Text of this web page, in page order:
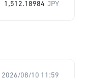
1,512.18984 JPY
2026/08/10 11:59